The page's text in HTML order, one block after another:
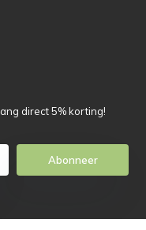
direct 5% korting!
Abonneer